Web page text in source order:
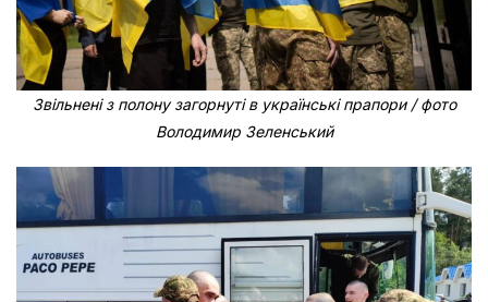
Звільнені з полону загорнуті в українські прапори / фото
Володимир Зеленський